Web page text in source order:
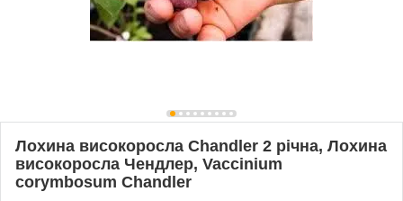
Лохина високоросла Chandler 2 річна, Лохина
високоросла Чендлер, Vaccinium
corymbosum Chandler